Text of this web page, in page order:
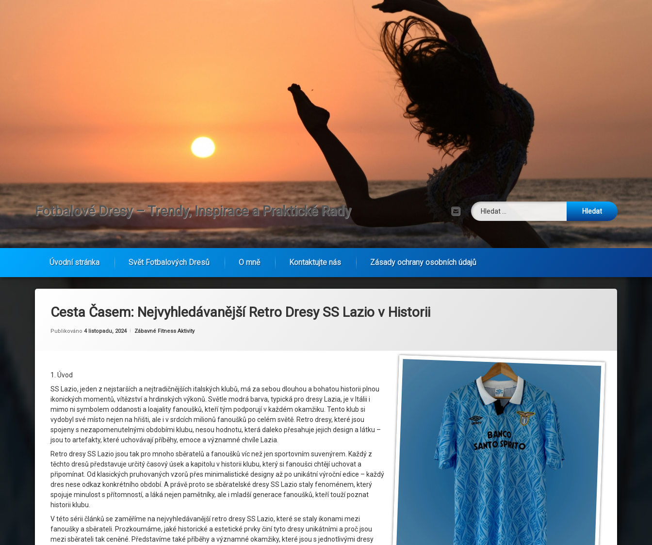
Fotbalové Dresy – Trendy, Inspirace a Praktické Rady Tel: E-mail
Vyhledávání
Úvodní stránka Svět Fotbalových Dresů O mně Kontaktujte nás Zásady ochrany osobních údajů
Cesta Časem: Nejvyhledávanější Retro Dresy SS Lazio v Historii
Publikováno 4 listopadu, 2024
Aktualizováno 4 listopadu, 2024
Od Ruby
Kategorie:
Zábavné Fitness Aktivity
1. Úvod
SS Lazio, jeden z nejstarších a nejtradičnějších italských klubů, má za sebou dlouhou a bohatou historii plnou
ikonických momentů, vítězství a hrdinských výkonů. Světle modrá barva, typická pro dresy Lazia, je v Itálii i
mimo ni symbolem oddanosti a loajality fanoušků, kteří tým podporují v každém okamžiku. Tento klub si
vydobyl své místo nejen na hřišti, ale i v srdcích milionů fanoušků po celém světě. Retro dresy, které jsou
spojeny s nezapomenutelnými obdobími klubu, nesou hodnotu, která daleko přesahuje jejich design a látku –
jsou to artefakty, které uchovávají příběhy, emoce a významné chvíle Lazia.
Retro dresy SS Lazio jsou tak pro mnoho sběratelů a fanoušků víc než jen sportovním suvenýrem. Každý z
těchto dresů představuje určitý časový úsek a kapitolu v historii klubu, který si fanoušci chtějí uchovat a
připomínat. Od klasických pruhovaných vzorů přes minimalistické designy až po unikátní výroční edice – každý
dres nese odkaz konkrétního období. A právě proto se sběratelské dresy SS Lazio staly fenoménem, který
spojuje minulost s přítomností, a láká nejen pamětníky, ale i mladší generace fanoušků, kteří touží poznat
historii klubu.
V této sérii článků se zaměříme na nejvyhledávanější retro dresy SS Lazio, které se staly ikonami mezi
fanoušky a sběrateli. Prozkoumáme, jaké historické a estetické prvky činí tyto dresy unikátními a proč jsou
mezi sběrateli tak ceněné. Představíme také příběhy a významné okamžiky, které jsou s jednotlivými dresy